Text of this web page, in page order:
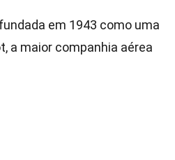
em 1943 como uma
a maior companhia aérea